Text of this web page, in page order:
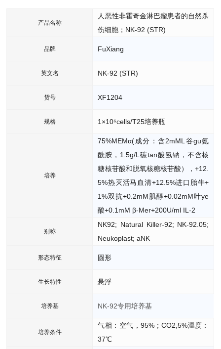
产品名称
人恶性非霍奇金淋巴瘤患者的自然杀
伤细胞；NK-92 (STR)
品牌 FuXiang
英文名 NK-92 (STR)
货号 XF1204
规格 1×10⁶cells/T25培养瓶
培养
75%MEMα(成分：含2mML谷gu氨
酰胺，1.5g/L碳tan酸氢钠，不含核
糖核苷酸和脱氧核糖核苷酸），+12.
5%热灭活马血清+12.5%进口胎牛+
1%双抗+0.2mM肌醇+0.02mM叶ye
酸+0.1mM β-Mer+200U/ml IL-2
别称
NK92; Natural Killer-92; NK-92.05;
Neukoplast; aNK
形态特征 圆形
生长特性 悬浮
培养基 NK-92专用培养基
培养条件
气相：空气，95%；CO2,5%温度：
37℃